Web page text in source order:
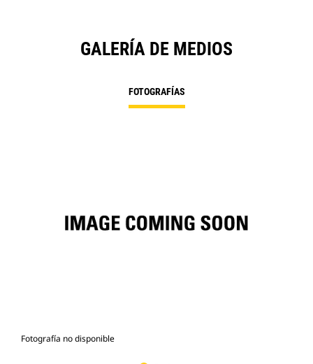
GALERÍA DE MEDIOS
FOTOGRAFÍAS
Fotografía no disponible